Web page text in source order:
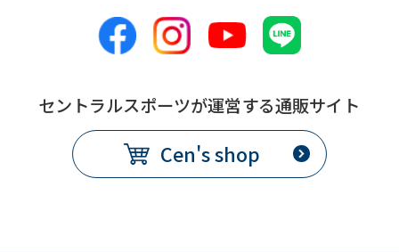
セントラルスポーツが運営する通販サイト
Cen's shop